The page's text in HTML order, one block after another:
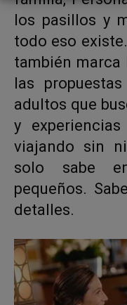
los pasillos y
todo eso
también
las
adultos que
y
viajando sin
solo sabe
pequeños.
detalles.